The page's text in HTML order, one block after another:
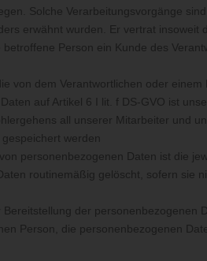
Solche Verarbeitungsvorgänge
erwähnt wurden. Er vertrat insoweit
Person ein Kunde des
von dem Verantwortlichen oder einem
auf Artikel 6 I lit. f DS-GVO ist
all unserer Mitarbeiter und
werden
personenbezogenen Daten ist die
routinemäßig gelöscht, sofern sie
der personenbezogenen
Person, die personenbezogenen